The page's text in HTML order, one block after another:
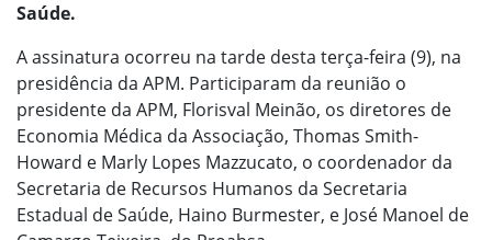
Saúde.
A assinatura ocorreu na tarde desta terça-feira (9), na
presidência da APM. Participaram da reunião o
presidente da APM, Florisval Meinão, os diretores de
Economia Médica da Associação, Thomas Smith-
Howard e Marly Lopes Mazzucato, o coordenador da
Secretaria de Recursos Humanos da Secretaria
Estadual de Saúde, Haino Burmester, e José Manoel de